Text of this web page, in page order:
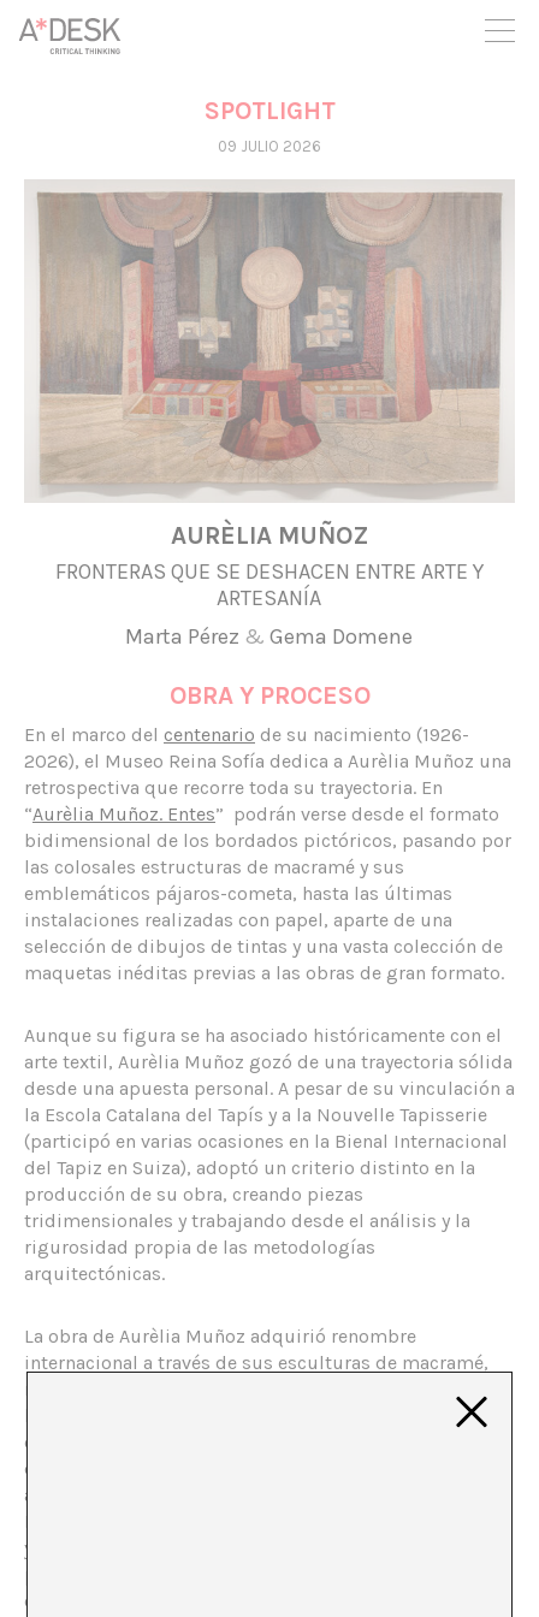
crees también en A*DESK seguimos necesitándote para poder
seguir adelante. Ahora puedes participar del proyecto y
apoyarlo.
SPOTLIGHT
09 JULIO 2026
AURÈLIA MUÑOZ
FRONTERAS QUE SE DESHACEN ENTRE ARTE Y
ARTESANÍA
Marta Pérez &Gema Domene
OBRA Y PROCESO
En el marco del centenario de su nacimiento (1926-
2026), el Museo Reina Sofía dedica a Aurèlia Muñoz una
retrospectiva que recorre toda su trayectoria. En
“Aurèlia Muñoz. Entes” podrán verse desde el formato
bidimensional de los bordados pictóricos, pasando por
las colosales estructuras de macramé y sus
emblemáticos pájaros-cometa, hasta las últimas
instalaciones realizadas con papel, aparte de una
selección de dibujos de tintas y una vasta colección de
maquetas inéditas previas a las obras de gran formato.
Aunque su figura se ha asociado históricamente con el
arte textil, Aurèlia Muñoz gozó de una trayectoria sólida
desde una apuesta personal. A pesar de su vinculación a
la Escola Catalana del Tapís y a la Nouvelle Tapisserie
(participó en varias ocasiones en la Bienal Internacional
del Tapiz en Suiza), adoptó un criterio distinto en la
producción de su obra, creando piezas
tridimensionales y trabajando desde el análisis y la
rigurosidad propia de las metodologías
arquitectónicas.
La obra de Aurèlia Muñoz adquirió renombre
internacional a través de sus esculturas de macramé,
realizadas entre finales de los sesenta y principios de
los ochenta, en el surgimiento de un enfoque más
escultórico del arte textil. Estas obras la situaron en
diálogo directo con sus contemporáneas europeas y
americanas (Magdalena Abakanowicz, Sheila Hicks,
Lenore Tawney). A partir de materiales como el sisal o el
yute, tejía sin necesidad de un telar figuras creadas
para una posición tridimensional que se despliegan,
cuelgan y modifican el espacio. En ocasiones esconden